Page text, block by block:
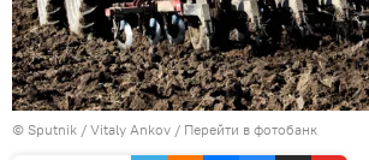
© Sputnik / Vitaly Ankov / Перейти в фотобанк